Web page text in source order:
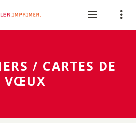
/ CARTES DE
VŒUX